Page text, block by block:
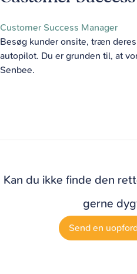
Customer Success Manager
Besøg kunder onsite, træn
autopilot. Du er grunden til, at
Senbee.
Kan du ikke finde den
gerne
Send en